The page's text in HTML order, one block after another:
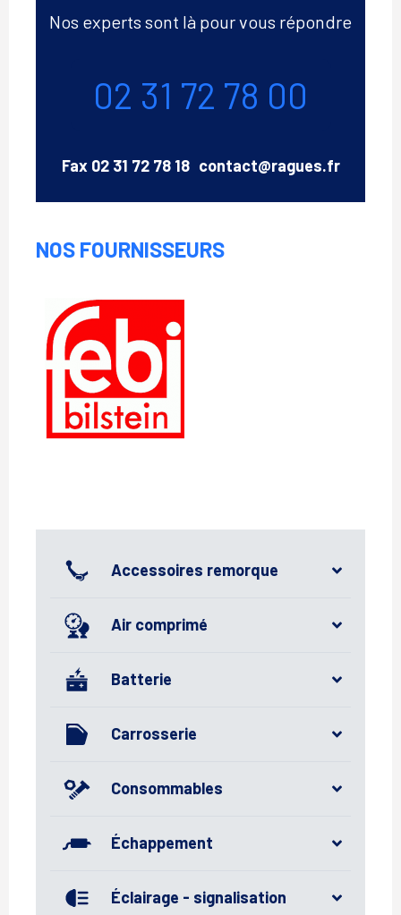
Accessoires remorque
Air comprimé
Batterie
Carrosserie
Consommables
Échappement
Éclairage - signalisation
Nos experts sont là pour vous répondre
02 31 72 78 00
Fax 02 31 72 78 18 Email
contact@ragues.fr
NOS FOURNISSEURS
Febi